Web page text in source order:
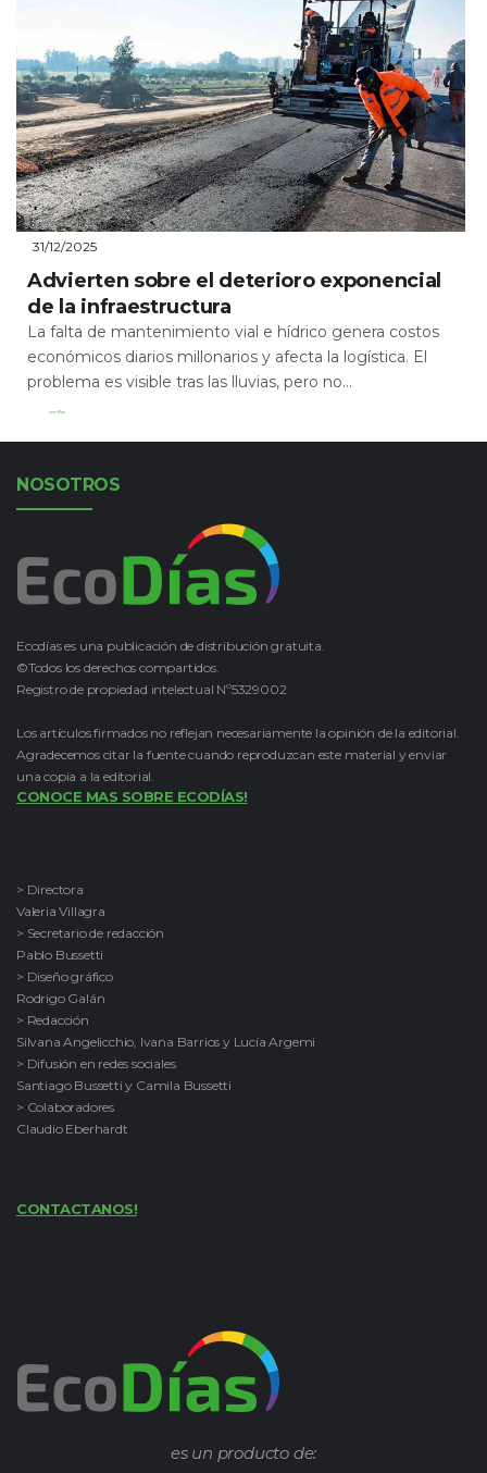
31/12/2025
Advierten sobre el deterioro exponencial
de la infraestructura
La falta de mantenimiento vial e hídrico genera costos
económicos diarios millonarios y afecta la logística. El
problema es visible tras las lluvias, pero no...
Leer Más
NOSOTROS
Ecodías es una publicación de distribución gratuita.
©Todos los derechos compartidos.
Registro de propiedad intelectual Nº5329002
Los artículos firmados no reflejan necesariamente la opinión de la editorial.
Agradecemos citar la fuente cuando reproduzcan este material y enviar
una copia a la editorial.
CONOCE MAS SOBRE ECODÍAS!
> Directora
Valeria Villagra
> Secretario de redacción
Pablo Bussetti
> Diseño gráfico
Rodrigo Galán
> Redacción
Silvana Angelicchio, Ivana Barrios y Lucía Argemi
> Difusión en redes sociales
Santiago Bussetti y Camila Bussetti
> Colaboradores
Claudio Eberhardt
CONTACTANOS!
es un producto de: